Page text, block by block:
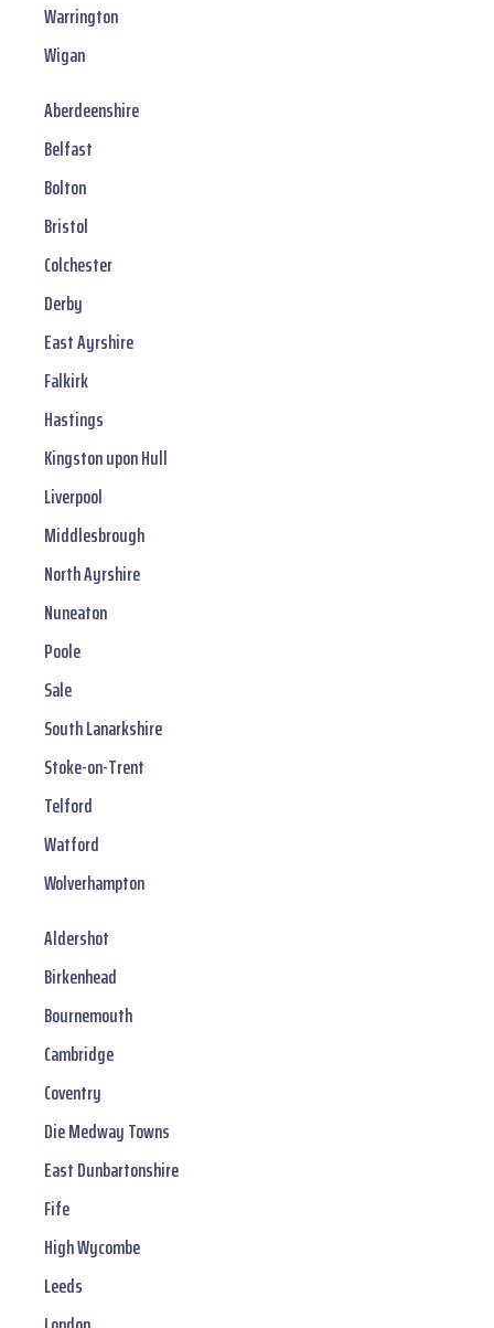
Warrington
Wigan
Aberdeenshire
Belfast
Bolton
Bristol
Colchester
Derby
East Ayrshire
Falkirk
Hastings
Kingston upon Hull
Liverpool
Middlesbrough
North Ayrshire
Nuneaton
Poole
Sale
South Lanarkshire
Stoke-on-Trent
Telford
Watford
Wolverhampton
Aldershot
Birkenhead
Bournemouth
Cambridge
Coventry
Die Medway Towns
East Dunbartonshire
Fife
High Wycombe
Leeds